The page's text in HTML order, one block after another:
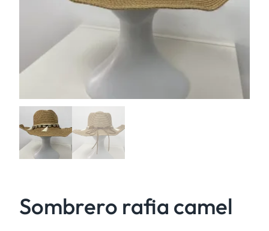
Sombrero rafia camel